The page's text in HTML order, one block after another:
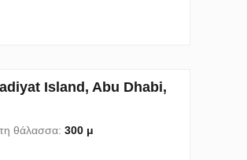
Island, Abu Dhabi,
θάλασσα: 300 μ